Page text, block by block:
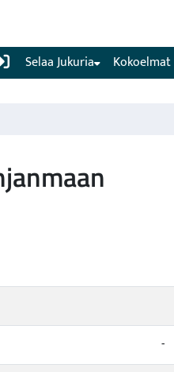
(current) Kokoelmat
Selaa Jukuria
-